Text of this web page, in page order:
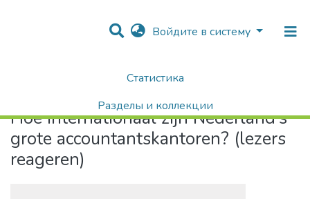
Войдите в систему
Статистика
Разделы и коллекции
Поиск
Hoe internationaal zijn Nederland’s
grote accountantskantoren? (lezers
reageren)